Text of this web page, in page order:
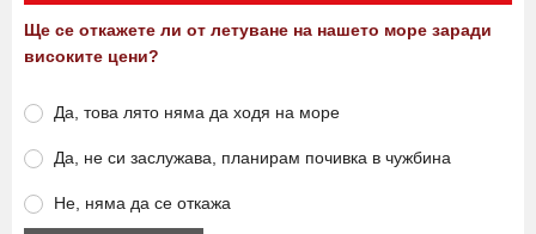
Ще се откажете ли от летуване на нашето море заради
високите цени?
Да, това лято няма да ходя на море
Да, не си заслужава, планирам почивка в чужбина
Не, няма да се откажа